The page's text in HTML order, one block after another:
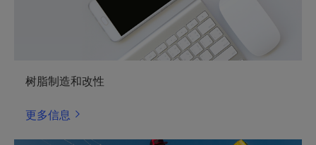
树脂制造和改性
更多信息